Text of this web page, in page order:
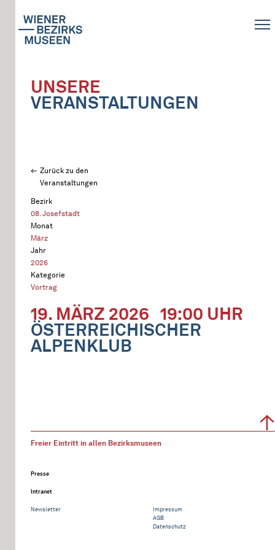
UNSERE
VERANSTALTUNGEN
Zurück zu den
Veranstaltungen
Bezirk
08. Josefstadt
Monat
März
Jahr
2026
Kategorie
Vortrag
19. MÄRZ 2026 19:00 UHR
ÖSTERREICHISCHER
ALPENKLUB
Freier Eintritt in allen Bezirksmuseen
Presse
Intranet
Newsletter
Impressum
AGB
Datenschutz